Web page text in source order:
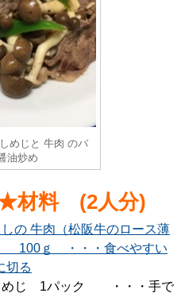
めじと 牛肉 のバ
油炒め
料 (2人分)
しの 牛肉（松阪牛のロース薄
100ｇ ・・・食べやすい
切る
めじ 1パック ・・・手で